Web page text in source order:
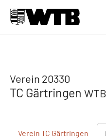
Verein 20330
TC Gärtringen
Verein TC Gärtringen